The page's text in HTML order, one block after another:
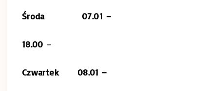
Środa 07.01 –
18.00 –
Czwartek 08.01 –